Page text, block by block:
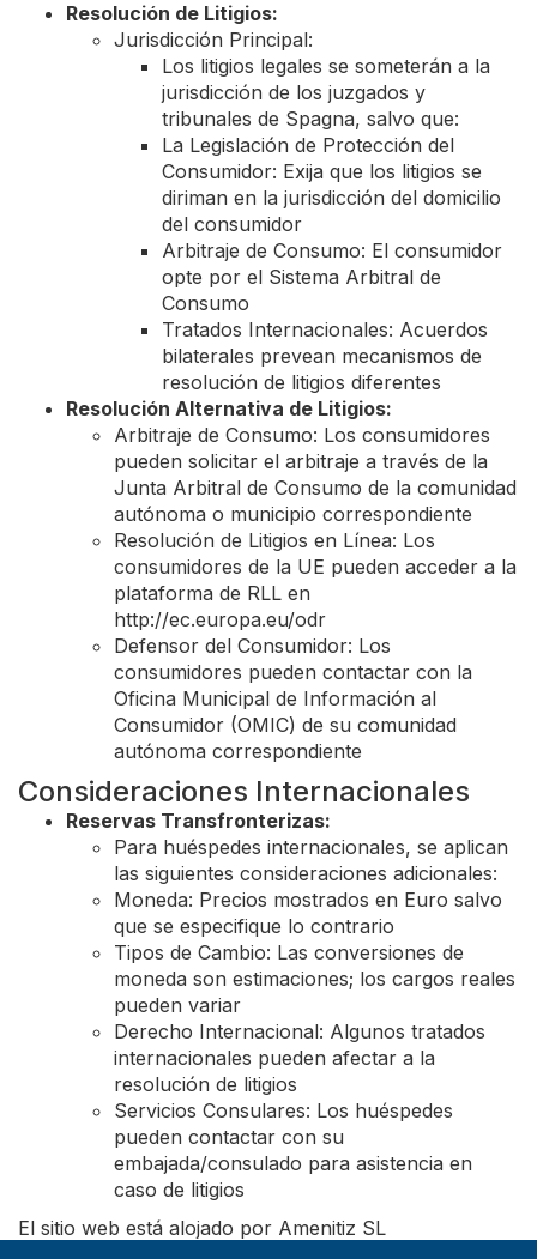
Resolución de Litigios:
Jurisdicción Principal:
Los litigios legales se someterán a la
jurisdicción de los juzgados y
tribunales de Spagna, salvo que:
La Legislación de Protección del
Consumidor: Exija que los litigios se
diriman en la jurisdicción del domicilio
del consumidor
Arbitraje de Consumo: El consumidor
opte por el Sistema Arbitral de
Consumo
Tratados Internacionales: Acuerdos
bilaterales prevean mecanismos de
resolución de litigios diferentes
Resolución Alternativa de Litigios:
Arbitraje de Consumo: Los consumidores
pueden solicitar el arbitraje a través de la
Junta Arbitral de Consumo de la comunidad
autónoma o municipio correspondiente
Resolución de Litigios en Línea: Los
consumidores de la UE pueden acceder a la
plataforma de RLL en
http://ec.europa.eu/odr
Defensor del Consumidor: Los
consumidores pueden contactar con la
Oficina Municipal de Información al
Consumidor (OMIC) de su comunidad
autónoma correspondiente
Consideraciones Internacionales
Reservas Transfronterizas:
Para huéspedes internacionales, se aplican
las siguientes consideraciones adicionales:
Moneda: Precios mostrados en Euro salvo
que se especifique lo contrario
Tipos de Cambio: Las conversiones de
moneda son estimaciones; los cargos reales
pueden variar
Derecho Internacional: Algunos tratados
internacionales pueden afectar a la
resolución de litigios
Servicios Consulares: Los huéspedes
pueden contactar con su
embajada/consulado para asistencia en
caso de litigios
El sitio web está alojado por Amenitiz SL